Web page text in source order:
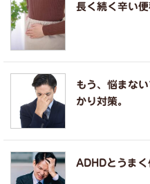
長く続く辛い
もう、悩まな
かり対策。
ADHDとうまく